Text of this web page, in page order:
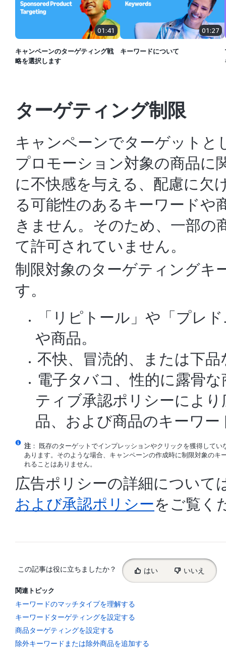
01:41
キャンペーンのターゲティング戦
略を選択します
01:27
キーワードについて
ターゲティング制限
キャンペーンでターゲットと
プロモーション対象の商品に
に不快感を与える、配慮に欠
る可能性のあるキーワードや
きません。そのため、一部の
て許可されていません。
制限対象のターゲティングキ
す。
「リピトール」や「プレ
や商品。
不快、冒涜的、または下
電子タバコ、性的に露骨
ティブ承認ポリシーによ
品、および商品のキーワー
注 ： 既存のターゲットでインプレッションやクリックを獲得して
あります。そのような場合、キャンペーンの作成時に制限対象の
れることはありません。
広告ポリシーの詳細について
および承認ポリシーをご覧く
この記事は役に立ちましたか？
Select
feedback
はい いいえ
関連トピック
キーワードのマッチタイプを理解する
キーワードターゲティングを設定する
商品ターゲティングを設定する
除外キーワードまたは除外商品を追加する